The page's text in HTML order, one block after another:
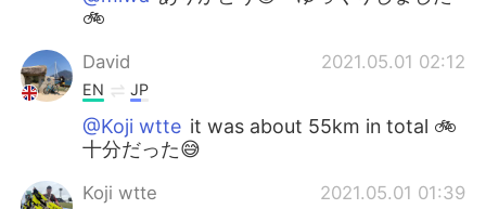
🚲
David 2021.05.01 02:12
EN JP
@Koji wtte it was about 55km in total 🚲
十分だった😅
Koji wtte 2021.05.01 01:39